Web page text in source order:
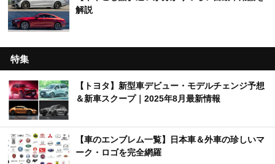
解説
特集
【トヨタ】新型車デビュー・モデルチェンジ予想
＆新車スクープ｜2025年8月最新情報
【車のエンブレム一覧】日本車＆外車の珍しいマ
ーク・ロゴを完全網羅